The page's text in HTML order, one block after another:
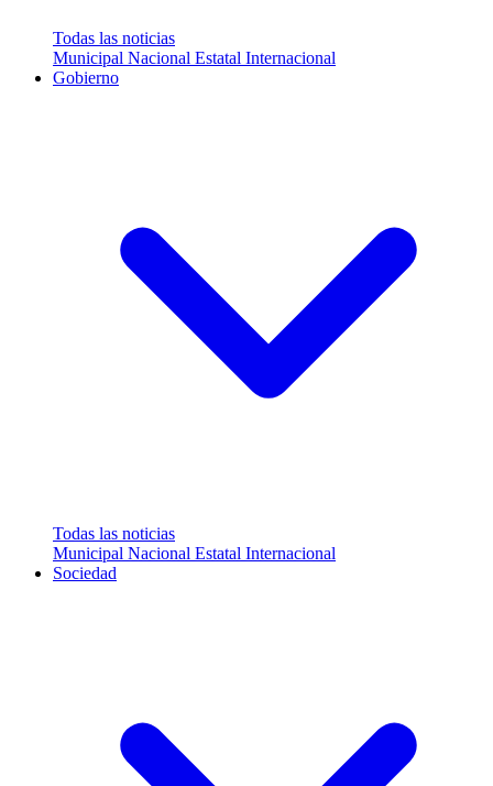
Todas las noticias
Municipal Nacional Estatal Internacional
Gobierno
Todas las noticias
Municipal Nacional Estatal Internacional
Sociedad